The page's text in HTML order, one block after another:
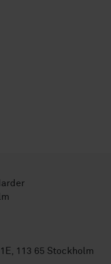
113 65 Stockholm